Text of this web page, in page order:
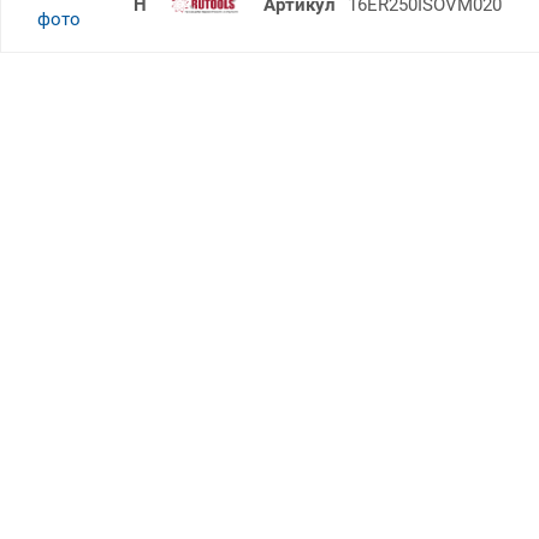
16ER 2.50ISO V-M02016ER250ISOVM020